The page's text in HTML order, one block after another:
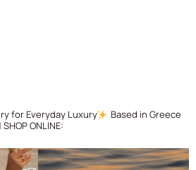
for Everyday Luxury
Based in Greece
SHOP ONLINE: